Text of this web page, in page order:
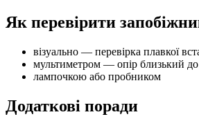
Як перевірити
візуально — перевірка плавкої
мультиметром — опір близький
лампочкою або пробником
Додаткові поради